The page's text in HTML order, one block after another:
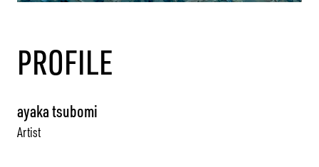
PROFILE
ayaka tsubomi
Artist